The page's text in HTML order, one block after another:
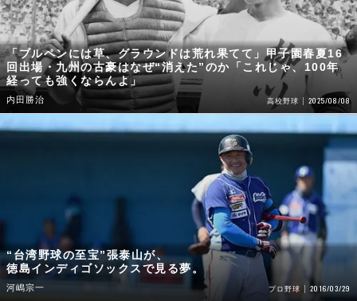
「ブルペンには草、グラウンドは荒れ果てて」甲子園春夏16
回出場・九州の古豪はなぜ“消えた”のか「これじゃ、100年
経っても強くならんよ」
内田勝治 高校野球 2025/08/08
“台湾野球の至宝”張泰山が、
徳島インディゴソックスで見る夢。
河嶋宗一 プロ野球 2016/03/29